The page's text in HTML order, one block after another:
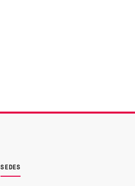
SEDES